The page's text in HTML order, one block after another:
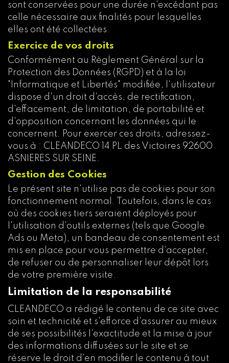
sont conservées pour une durée n'excédant pas
celle nécessaire aux finalités pour lesquelles
elles ont été collectées.
Exercice de vos droits
Conformément au Règlement Général sur la
Protection des Données (RGPD) et à la loi
"Informatique et Libertés" modifiée, l'utilisateur
dispose d'un droit d'accès, de rectification,
d'effacement, de limitation, de portabilité et
d'opposition concernant les données qui le
concernent. Pour exercer ces droits, adressez-
vous à : CLEANDECO 14 PL des Victoires 92600
ASNIERES SUR SEINE.
Gestion des Cookies
Le présent site n'utilise pas de cookies pour son
fonctionnement normal. Toutefois, dans le cas
où des cookies tiers seraient déployés pour
l'utilisation d'outils externes (tels que Google
Ads ou Meta), un bandeau de consentement est
mis en place pour vous permettre d'accepter,
de refuser ou de personnaliser leur dépôt lors
de votre première visite.
Limitation de la responsabilité
CLEANDECO a rédigé le contenu de ce site avec
soin et technicité et s'efforce d'assurer au mieux
de ses possibilités l'exactitude et la mise à jour
des informations diffusées sur le site et se
réserve le droit d'en modifier le contenu à tout